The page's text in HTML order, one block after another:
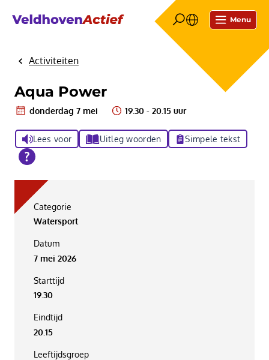
Menu
HomeActiviteiten
Aqua Power
donderdag 7 mei 19.30 - 20.15 uur
Lees voor Uitleg woorden Simpele tekst
Categorie
Watersport
Datum
7 mei 2026
Starttijd
19.30
Eindtijd
20.15
Leeftijdsgroep